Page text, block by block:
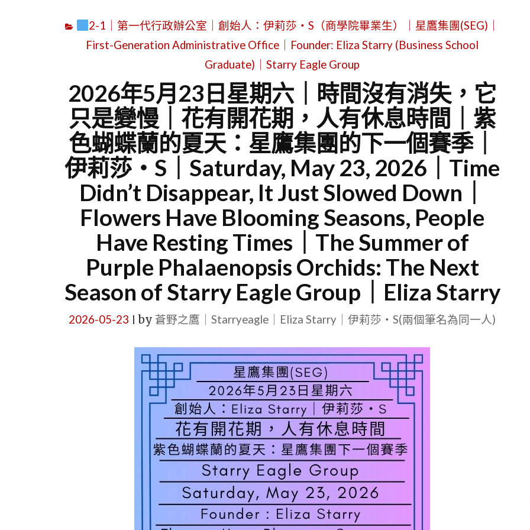
2-1｜第一代行政辦公室｜創始人：伊莉莎・S（商學院畢業生）｜星鷹集團(SEG)｜
First-Generation Administrative Office｜Founder: Eliza Starry (Business School
Graduate)｜Starry Eagle Group
2026年5月23日星期六｜時間沒有消失，它
只是變慢｜花有開花期，人有休息時間｜紫
色蝴蝶蘭的夏天：星鷹集團的下一個賽季｜
伊莉莎・S｜Saturday, May 23, 2026｜Time
Didn’t Disappear, It Just Slowed Down｜
Flowers Have Blooming Seasons, People
Have Resting Times｜The Summer of
Purple Phalaenopsis Orchids: The Next
Season of Starry Eagle Group｜Eliza Starry
2026-05-23 by 蒼野之鷹｜Starryeagle｜Eliza Starry｜伊莉莎・S(兩個筆名為同一人)